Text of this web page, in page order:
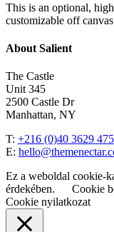
This is an optional,
customizable off canvas
About Salient
The Castle
Unit 345
2500 Castle Dr
Manhattan, NY
T: +216 (0)40 3629
E:
Ez a weboldal cookie-
érdekében.
Cookie
Cookie nyilatkozat